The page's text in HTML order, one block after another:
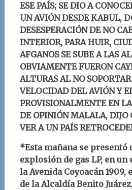
ESE PAÍS; SE DIO A
UN AVIÓN DESDE KABUL,
DESESPERACIÓN DE NO
INTERIOR, PARA HUIR,
AFGANOS SE SUBE A LAS
OBVIAMENTE FUERON
ALTURAS AL NO
VELOCIDAD DEL AVIÓN Y
PROVISIONALMENTE EN
DE OPINIÓN MALALA, DIJO
VER A UN PAÍS
*Esta mañana se presentó
explosión de gas LP, en
la Avenida Coyoacán 1909,
de la Alcaldía Benito